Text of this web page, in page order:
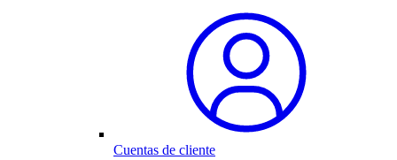
Cuentas de cliente